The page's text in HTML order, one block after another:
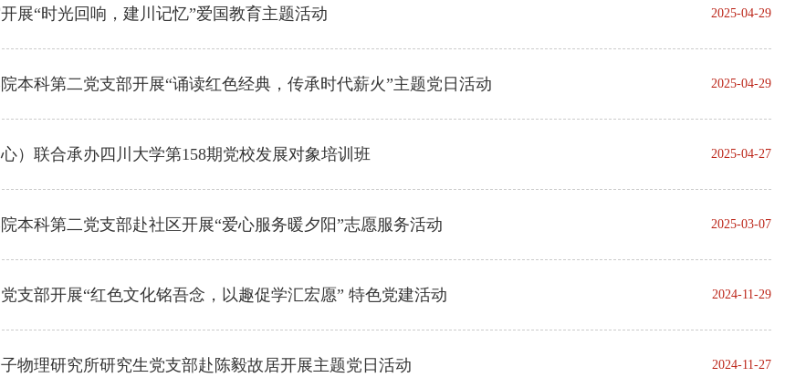
展“时光回响，建川记忆”爱国教育主题活动 2025-04-29
院本科第二党支部开展“诵读红色经典，传承时代薪火”主题党日活动 2025-04-29
）联合承办四川大学第158期党校发展对象培训班 2025-04-27
院本科第二党支部赴社区开展“爱心服务暖夕阳”志愿服务活动 2025-03-07
支部开展“红色文化铭吾念，以趣促学汇宏愿” 特色党建活动 2024-11-29
物理研究所研究生党支部赴陈毅故居开展主题党日活动 2024-11-27